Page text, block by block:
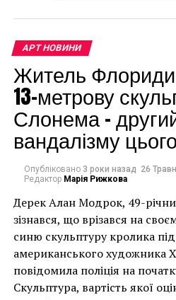
14-я Стамбульская биеннале
Чоловік позує під макетом
накинеться на упаковку
має ознаки вуличного
Лоустофті на східному
року. (Фото Джастіна Талліса
АРТ НОВИНИ
Житель Флориди
13-метрову
Слонема –
вандалізму
Опубліковано 3 роки назад 26
Редактор Марія Рижкова
Дерек Алан Модрок, 49-
зізнався, що врізався на
синю скульптуру кролика
американського художника
повідомила поліція на
Скульптура, вартість якої